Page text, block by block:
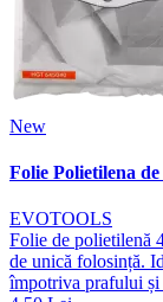
New
Folie Polietilena
EVOTOOLS
Folie de polietilenă
de unică folosință.
împotriva prafului